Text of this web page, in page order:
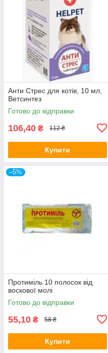
Анти Стрес для котів, 10 мл,
Ветсинтез
Готово до відправки
106,40 ₴ 112 ₴
Купити
–5%
Протиміль 10 полосок від
воскової молі
Готово до відправки
55,10 ₴ 58 ₴
Купити